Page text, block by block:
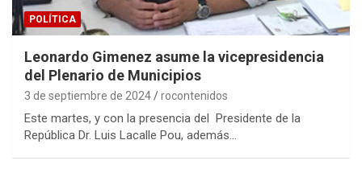
POLÍTICA
Leonardo Gimenez asume la vicepresidencia
del Plenario de Municipios
3 de septiembre de 2024 rocontenidos
Este martes, y con la presencia del Presidente de la
República Dr. Luis Lacalle Pou, además…